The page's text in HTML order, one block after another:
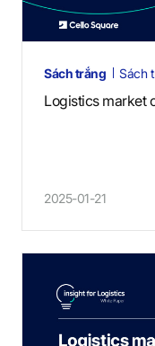
Sách trắng Sách
Logistics market
2025-01-21